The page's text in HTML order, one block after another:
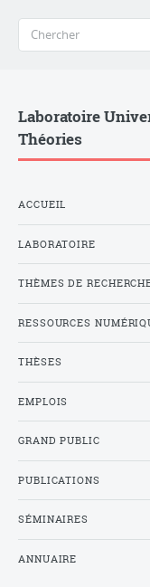
Observatoire de
Langues du site
Le
Le
Lux au 1
Laboratoire
Théories
ACCUEIL
LABORATOIRE
THÈMES DE
RESSOURCES
THÈSES
EMPLOIS
GRAND PUBLIC
PUBLICATIONS
SÉMINAIRES
ANNUAIRE